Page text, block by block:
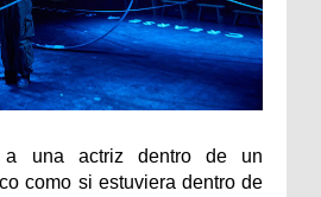
una actriz dentro de un
como si estuviera dentro de